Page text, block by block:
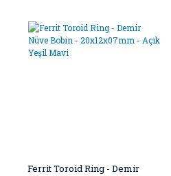
Ferrit Toroid Ring - Demir